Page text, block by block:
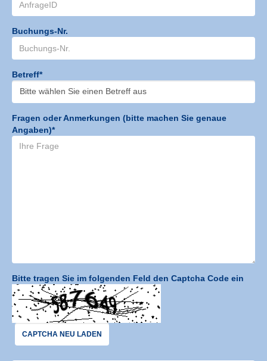
Buchungs-Nr.
Betreff*
Fragen oder Anmerkungen (bitte machen Sie genaue
Angaben)*
Bitte tragen Sie im folgenden Feld den Captcha Code ein
CAPTCHA NEU LADEN